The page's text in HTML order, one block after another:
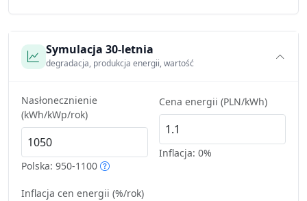
Symulacja 30-letnia
degradacja, produkcja energii, wartość
Nasłonecznienie
(kWh/kWp/rok)
Polska: 950-1100
Cena energii (PLN/kWh)
Inflacja: 0%
Inflacja cen energii (%/rok)